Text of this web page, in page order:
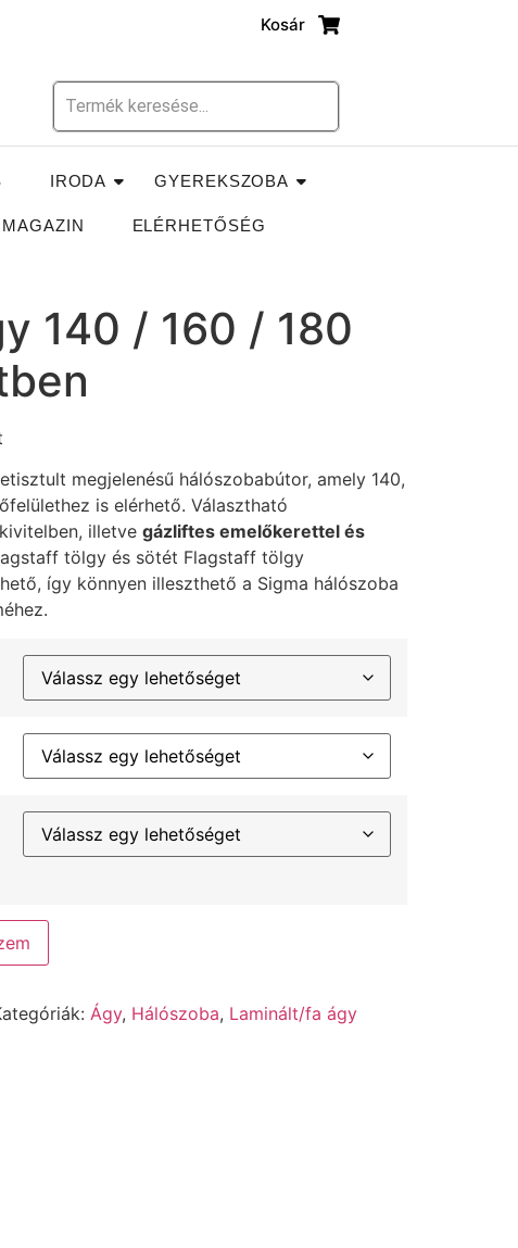
Kosár
IRODA GYEREKSZOBA
ELÉRHETŐSÉG
140 / 160 / 180
megjelenésű hálószobabútor, amely 140,
is elérhető. Választható
illetve gázliftes emelőkerettel és
tölgy és sötét Flagstaff tölgy
így könnyen illeszthető a Sigma hálószoba
Ágy, Hálószoba, Laminált/fa ágy